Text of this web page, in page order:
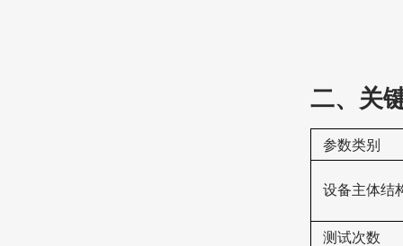
二、关
‌参数类别‌
设备主体结
测试次数